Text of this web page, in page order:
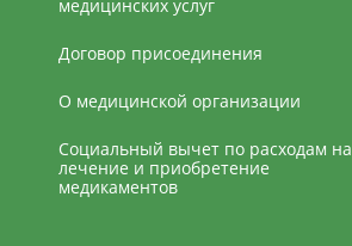
медицинских услуг
Договор присоединения
О медицинской организации
Социальный вычет по расходам на
лечение и приобретение
медикаментов